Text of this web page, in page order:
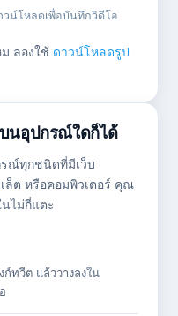
วน์โหลดเพื่อบันทึกวิดีโอ
ลองใช้ ดาวน์โหลดรูป
นอุปกรณ์ใดก็ได้
ณ์ทุกชนิดที่มีเว็บ
ล็ต หรือคอมพิวเตอร์ คุณ
ไม่กี่แตะ
ก์ทวีต แล้ววางลงใน